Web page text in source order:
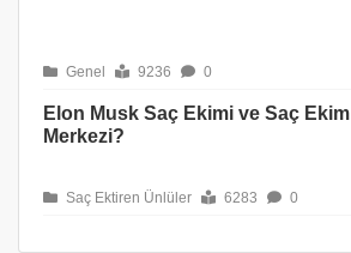
Genel 9236 0
Elon Musk Saç Ekimi ve Saç Ekim
Merkezi?
Saç Ektiren Ünlüler 6283 0